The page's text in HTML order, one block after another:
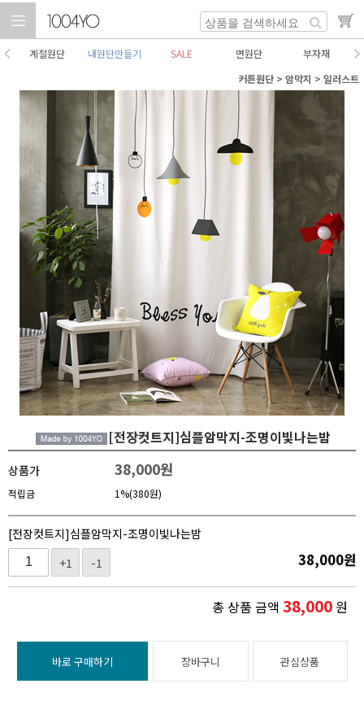
계절원단 내원단만들기 SALE 면원단
부자재
커튼원단 > 암막지 > 일러스트
[전장컷트지]심플암막지-조명이빛나는밤
상품가 38,000원
적립금 1%(380원)
[전장컷트지]심플암막지-조명이빛나는밤
+1
-1 38,000원
총 상품 금액 38,000원
바로 구매하기 장바구니 관심상품